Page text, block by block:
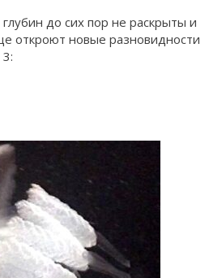
до сих пор не раскрыты и
откроют новые разновидности